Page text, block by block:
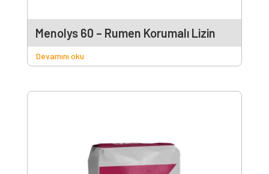
Menolys 60 – Rumen Korumalı Lizin
Devamını oku